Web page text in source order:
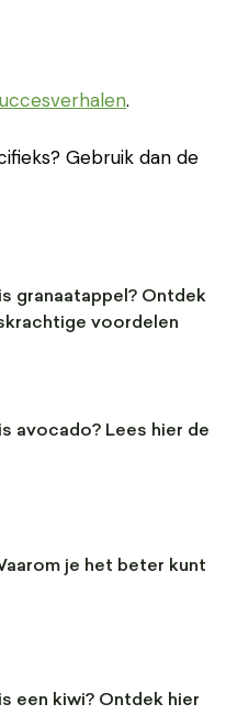
.
Gebruik dan de
granaatappel? Ontdek
voordelen
avocado? Lees hier de
je het beter kunt
een kiwi? Ontdek hier